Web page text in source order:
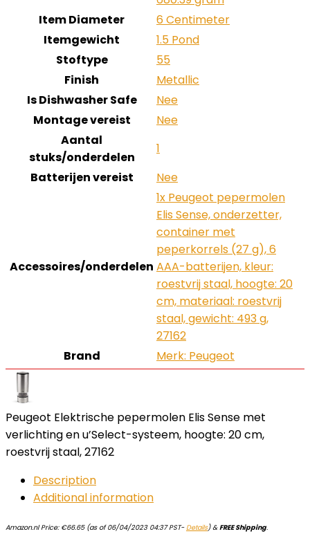
Item Diameter
‎6 Centimeter
Itemgewicht
‎1.5 Pond
Stoftype
‎55
Finish
‎Metallic
Is Dishwasher Safe
‎Nee
Montage vereist
‎Nee
Aantal
stuks/onderdelen
‎1
Batterijen vereist
‎Nee
Accessoires/onderdelen
‎1x Peugeot pepermolen
Elis Sense, onderzetter,
container met
peperkorrels (27 g), 6
AAA-batterijen, kleur:
roestvrij staal, hoogte: 20
cm, materiaal: roestvrij
staal, gewicht: 493 g,
27162
Brand
Merk: Peugeot
Peugeot Elektrische pepermolen Elis Sense met
verlichting en u’Select-systeem, hoogte: 20 cm,
roestvrij staal, 27162
Description
Additional information
Amazon.nl Price: €66.65(as of 06/04/2023 04:37 PST-Details)&FREE Shipping.